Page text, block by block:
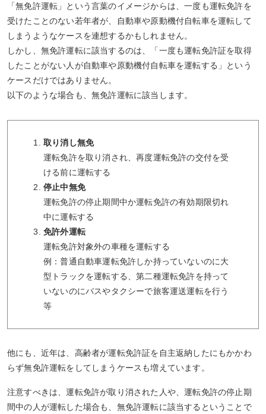
「無免許運転」という言葉のイメージからは、一度も運転免許を
受けたことのない若年者が、自動車や原動機付自転車を運転して
しまうようなケースを連想するかもしれません。
しかし、無免許運転に該当するのは、「一度も運転免許証を取得
したことがない人が自動車や原動機付自転車を運転する」という
ケースだけではありません。
以下のような場合も、無免許運転に該当します。
取り消し無免
運転免許を取り消され、再度運転免許の交付を受
ける前に運転する
停止中無免
運転免許の停止期間中か運転免許の有効期限切れ
中に運転する
免許外運転
運転免許対象外の車種を運転する
例：普通自動車運転免許しか持っていないのに大
型トラックを運転する、第二種運転免許を持って
いないのにバスやタクシーで旅客運送運転を行う
等
他にも、近年は、高齢者が運転免許証を自主返納したにもかかわ
らず無免許運転をしてしまうケースも増えています。
注意すべきは、運転免許が取り消された人や、運転免許の停止期
間中の人が運転した場合も、無免許運転に該当するということで